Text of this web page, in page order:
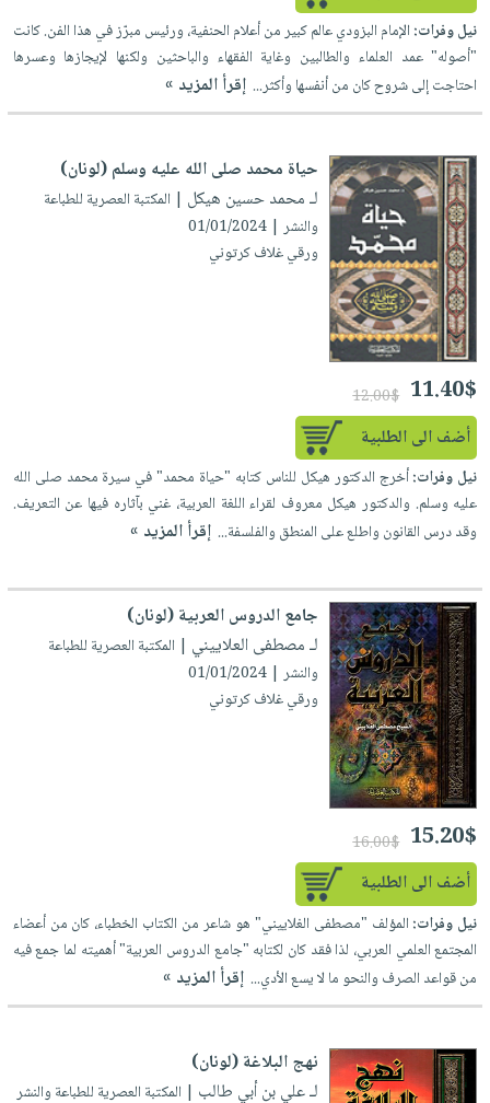
نيل وفرات: الإمام البزودي عالم كبير من أعلام الحنفية، ورئيس مبرّز في هذا الفن. كانت
"أصوله" عمد العلماء والطالبين وغاية الفقهاء والباحثين ولكنها لإيجازها وعسرها
احتاجت إلى شروح كان من أنفسها وأكثر... إقرأ المزيد »
حياة محمد صلى الله عليه وسلم (لونان)
لـ محمد حسين هيكل | المكتبة العصرية للطباعة
والنشر | 01/01/2024
ورقي غلاف كرتوني
11.40$
12.00$
أضف الى الطلبية
نيل وفرات:أخرج الدكتور هيكل للناس كتابه "حياة محمد" في سيرة محمد صلى الله
عليه وسلم. والدكتور هيكل معروف لقراء اللغة العربية، غني بآثاره فيها عن التعريف.
وقد درس القانون واطلع على المنطق والفلسفة... إقرأ المزيد »
جامع الدروس العربية (لونان)
لـ مصطفى العلاييني | المكتبة العصرية للطباعة
والنشر | 01/01/2024
ورقي غلاف كرتوني
15.20$
16.00$
أضف الى الطلبية
نيل وفرات: المؤلف "مصطفى الغلاييني" هو شاعر من الكتاب الخطباء، كان من أعضاء
المجتمع العلمي العربي، لذا فقد كان لكتابه "جامع الدروس العربية" أهميته لما جمع فيه
من قواعد الصرف والنحو ما لا يسع الأدي... إقرأ المزيد »
نهج البلاغة (لونان)
لـ علي بن أبي طالب | المكتبة العصرية للطباعة والنشر